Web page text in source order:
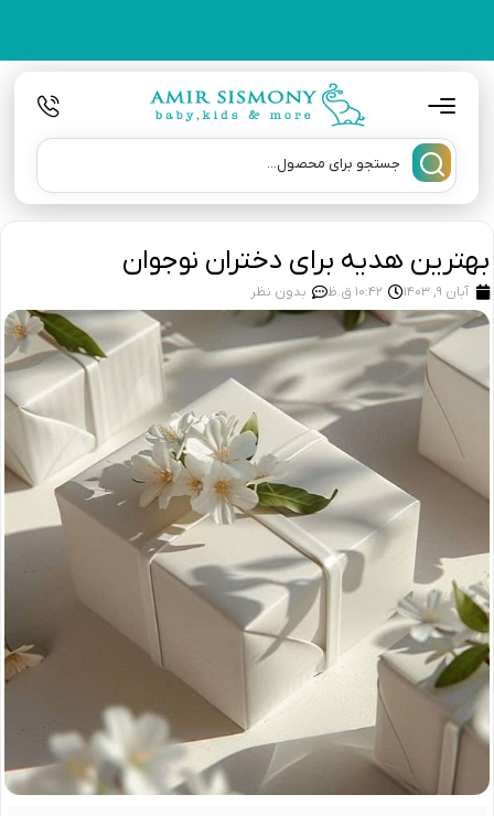
بهترین هدیه برای دختران نوجوان
آبان 9, 1403 10:42 ق.ظ بدون نظر